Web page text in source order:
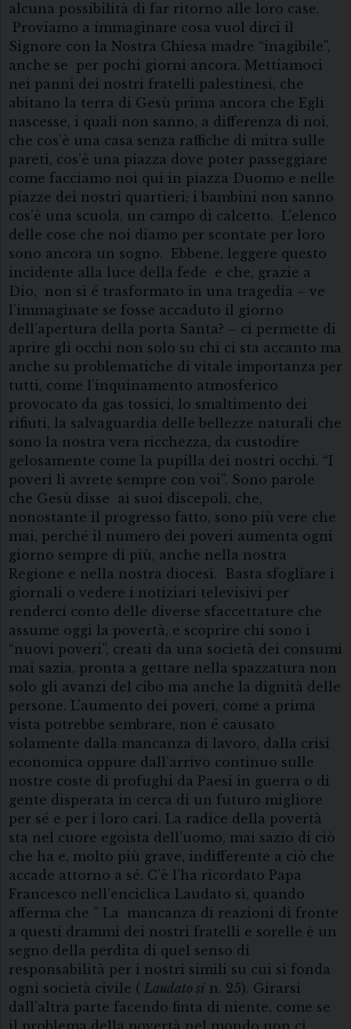
alcuna possibilità di far ritorno alle loro case.
Proviamo a immaginare cosa vuol dirci il
Signore con la Nostra Chiesa madre “inagibile”,
anche se per pochi giorni ancora. Mettiamoci
nei panni dei nostri fratelli palestinesi, che
abitano la terra di Gesù prima ancora che Egli
nascesse, i quali non sanno, a differenza di noi,
che cos’è una casa senza raffiche di mitra sulle
pareti, cos’è una piazza dove poter passeggiare
come facciamo noi qui in piazza Duomo e nelle
piazze dei nostri quartieri; i bambini non sanno
cos’è una scuola, un campo di calcetto. L’elenco
delle cose che noi diamo per scontate per loro
sono ancora un sogno. Ebbene, leggere questo
incidente alla luce della fede e che, grazie a
Dio, non si é trasformato in una tragedia – ve
l’immaginate se fosse accaduto il giorno
dell’apertura della porta Santa? – ci permette di
aprire gli occhi non solo su chi ci sta accanto ma
anche su problematiche di vitale importanza per
tutti, come l’inquinamento atmosferico
provocato da gas tossici, lo smaltimento dei
rifiuti, la salvaguardia delle bellezze naturali che
sono la nostra vera ricchezza, da custodire
gelosamente come la pupilla dei nostri occhi. “I
poveri li avrete sempre con voi”. Sono parole
che Gesù disse ai suoi discepoli, che,
nonostante il progresso fatto, sono più vere che
mai, perché il numero dei poveri aumenta ogni
giorno sempre di più, anche nella nostra
Regione e nella nostra diocesi. Basta sfogliare i
giornali o vedere i notiziari televisivi per
renderci conto delle diverse sfaccettature che
assume oggi la povertà, e scoprire chi sono i
“nuovi poveri”, creati da una società dei consumi
mai sazia, pronta a gettare nella spazzatura non
solo gli avanzi del cibo ma anche la dignità delle
persone. L’aumento dei poveri, come a prima
vista potrebbe sembrare, non é causato
solamente dalla mancanza di lavoro, dalla crisi
economica oppure dall’arrivo continuo sulle
nostre coste di profughi da Paesi in guerra o di
gente disperata in cerca di un futuro migliore
per sé e per i loro cari. La radice della povertà
sta nel cuore egoista dell’uomo, mai sazio di ciò
che ha e, molto più grave, indifferente a ciò che
accade attorno a sé. C’è l’ha ricordato Papa
Francesco nell’enciclica Laudato sì, quando
afferma che ” La mancanza di reazioni di fronte
a questi drammi dei nostri fratelli e sorelle è un
segno della perdita di quel senso di
responsabilità per i nostri simili su cui si fonda
ogni società civile ( Laudato sí n. 25). Girarsi
dall’altra parte facendo finta di niente, come se